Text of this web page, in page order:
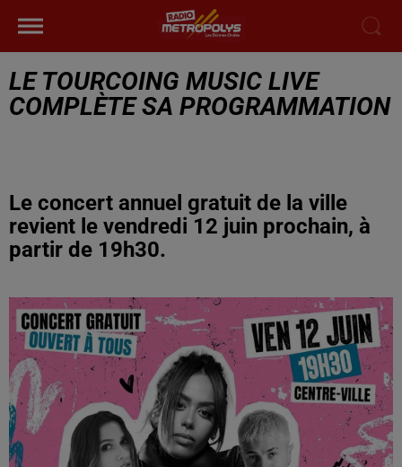
LE TOURCOING MUSIC LIVE
COMPLÈTE SA PROGRAMMATION
Le concert annuel gratuit de la ville
revient le vendredi 12 juin prochain, à
partir de 19h30.